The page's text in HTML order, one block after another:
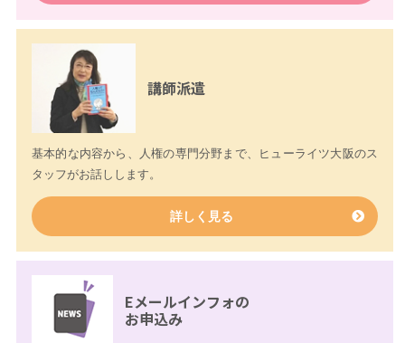
講師派遣
基本的な内容から、人権の専門分野まで、ヒューライツ大阪のス
タッフがお話しします。
詳しく見る
Eメールインフォの
お申込み